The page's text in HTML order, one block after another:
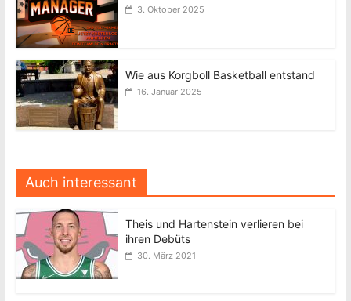
3. Oktober 2025
Wie aus Korgboll Basketball entstand
16. Januar 2025
Auch interessant
Theis und Hartenstein verlieren bei
ihren Debüts
30. März 2021